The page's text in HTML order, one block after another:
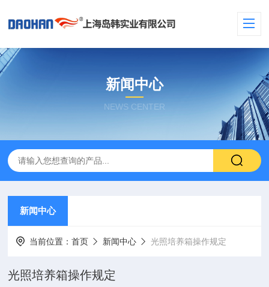
新闻中心
NEWS CENTER
新闻中心
当前位置：首页 新闻中心 光照培养箱操作规定
光照培养箱操作规定